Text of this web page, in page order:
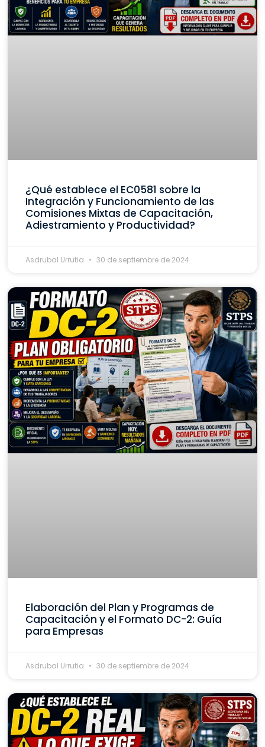
¿Qué establece el EC0581 sobre la
Integración y Funcionamiento de las
Comisiones Mixtas de Capacitación,
Adiestramiento y Productividad?
Asdrubal Urrutia 30 de septiembre de 2024
Elaboración del Plan y Programas de
Capacitación y el Formato DC-2: Guía
para Empresas
Asdrubal Urrutia 30 de septiembre de 2024